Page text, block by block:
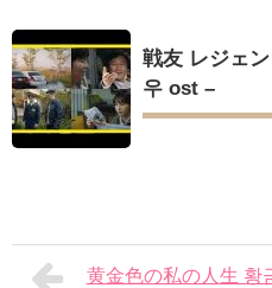
戦友 レジェ
우 ost –
黄金色の私の人生 황